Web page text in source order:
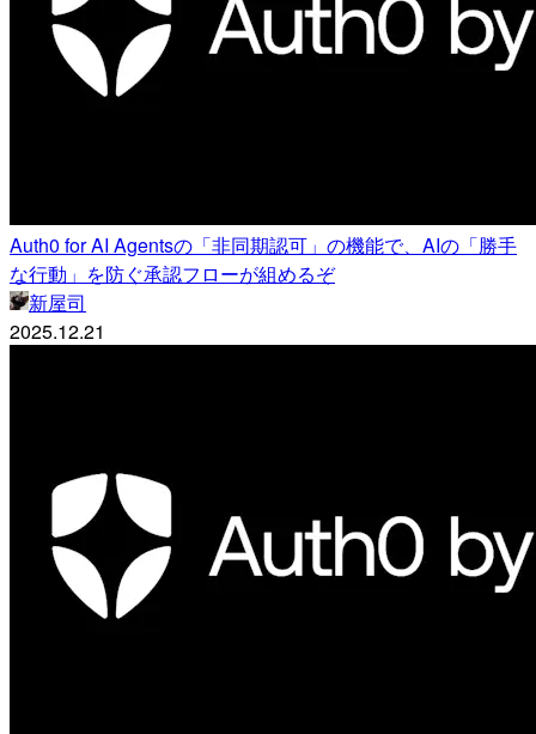
Auth0 for AI Agentsの「非同期認可」の機能で、AIの「勝手
な行動」を防ぐ承認フローが組めるぞ
新屋司
2025.12.21